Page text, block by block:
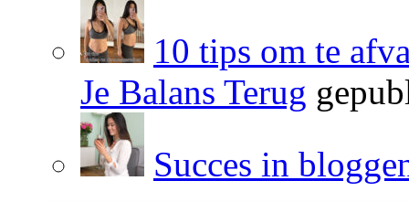
10 tips om te
Je Balans Terug
Succes in